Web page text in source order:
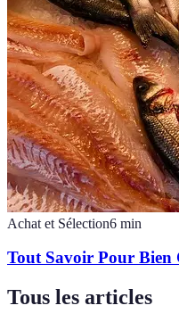
Achat et Sélection6 min
Tout Savoir Pour Bien
Tous les articles